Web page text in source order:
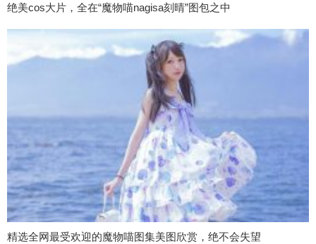
绝美cos大片，全在“魔物喵nagisa刻晴”图包之中
精选全网最受欢迎的魔物喵图集美图欣赏，绝不会失望